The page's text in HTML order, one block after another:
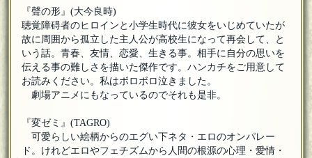
『聲の形』(大今良時)
聴覚障碍者のヒロインと小学生時代に彼女をいじめていたが
故に周囲から孤立した主人公が高校生になって再会して、と
いう話。青春、友情、恋愛、生きる事。相手に自分の思いを
伝える事の難しさを描いた傑作です。ハンカチをご用意して
お読みください。私はボロボロ泣きました。
劇場アニメにもなっているのでそれも是非。
『変ゼミ』(TAGRO)
可愛らしい絵柄からのエグい下ネタ・エロのオンパレー
ド。けれどエロやフェチズムから人間の根源の心理・愛情・